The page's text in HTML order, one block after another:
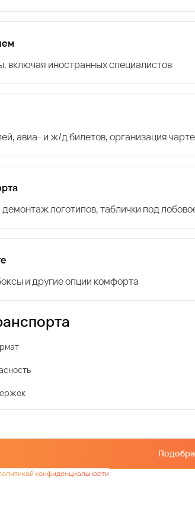
включая иностранных специалистов
авиа- и ж/д билетов, организация
логотипов, таблички под
и другие опции комфорта
конфиденциальности